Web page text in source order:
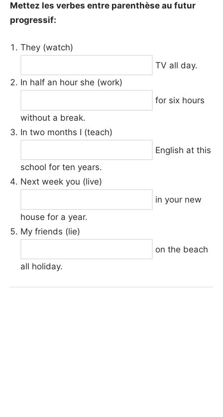
Mettez les verbes entre parenthèse au futur
progressif:
They (watch)
TV all day.
In half an hour she (work)
for six hours
without a break.
In two months I (teach)
English at this
school for ten years.
Next week you (live)
in your new
house for a year.
My friends (lie)
on the beach
all holiday.